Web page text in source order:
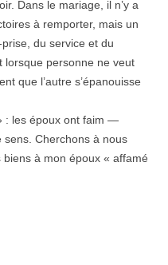
Dans le mariage, il n’y a
à remporter, mais un
du service et du
lorsque personne ne veut
que l’autre s’épanouisse
: les époux ont faim —
sens. Cherchons à nous
à mon époux « affamé